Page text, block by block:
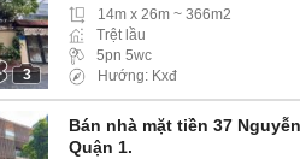
3
14m x 26m ~ 366m2
Trệt lầu
5pn 5wc
Hướng: Kxđ
Bán nhà mặt tiền 37
Quận 1.